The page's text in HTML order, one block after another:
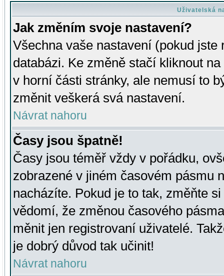
Uživatelská
Jak změním svoje nastavení?
Všechna vaše nastavení (pokud
databázi. Ke změně stačí kliknout
v horní části stránky, ale nemusí to
změnit veškerá svá nastavení.
Návrat nahoru
Časy jsou špatně!
Časy jsou téměř vždy v pořádku,
zobrazené v jiném časovém pásmu
nacházíte. Pokud je to tak, změňte
vědomí, že změnou časového
měnit jen registrovaní uživatelé.
je dobrý důvod tak učinit!
Návrat nahoru